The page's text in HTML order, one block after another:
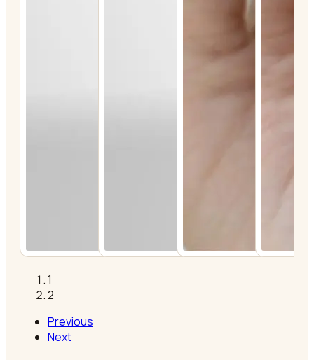
1
2
Previous
Next